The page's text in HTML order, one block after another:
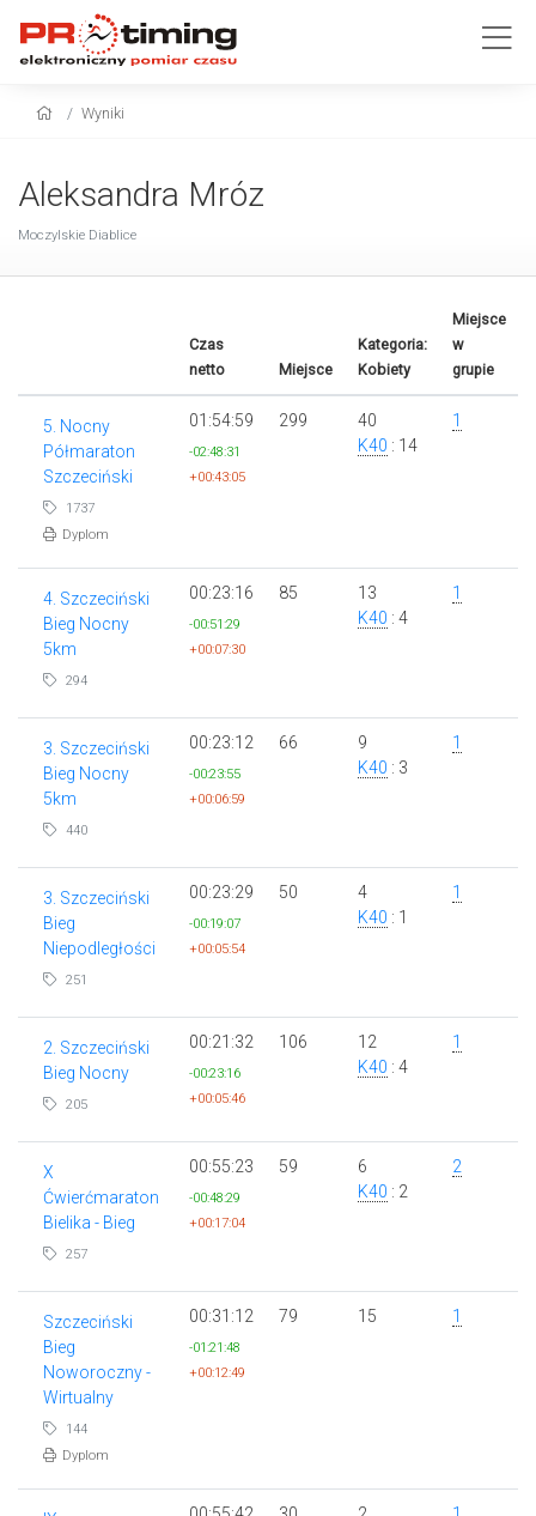
Wyniki
Aleksandra Mróz
Moczylskie Diablice
Czas
netto
Miejsce
Kategoria:
Kobiety
Miejsce
w
grupie
5. Nocny
Półmaraton
Szczeciński
1737
Dyplom
01:54:59
-02:48:31
+00:43:05
299
40
K40 : 14
1
4. Szczeciński
Bieg Nocny
5km
294
00:23:16
-00:51:29
+00:07:30
85
13
K40 : 4
1
3. Szczeciński
Bieg Nocny
5km
440
00:23:12
-00:23:55
+00:06:59
66
9
K40 : 3
1
3. Szczeciński
Bieg
Niepodległości
251
00:23:29
-00:19:07
+00:05:54
50
4
K40 : 1
1
2. Szczeciński
Bieg Nocny
205
00:21:32
-00:23:16
+00:05:46
106
12
K40 : 4
1
X
Ćwierćmaraton
Bielika - Bieg
257
00:55:23
-00:48:29
+00:17:04
59
6
K40 : 2
2
Szczeciński
Bieg
Noworoczny -
Wirtualny
144
Dyplom
00:31:12
-01:21:48
+00:12:49
79 15 1